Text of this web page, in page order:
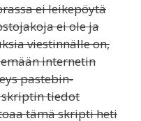
ei leikepöytä
ei ole ja
viestinnälle on,
internetin
pastebin-
tiedot
tämä skripti heti